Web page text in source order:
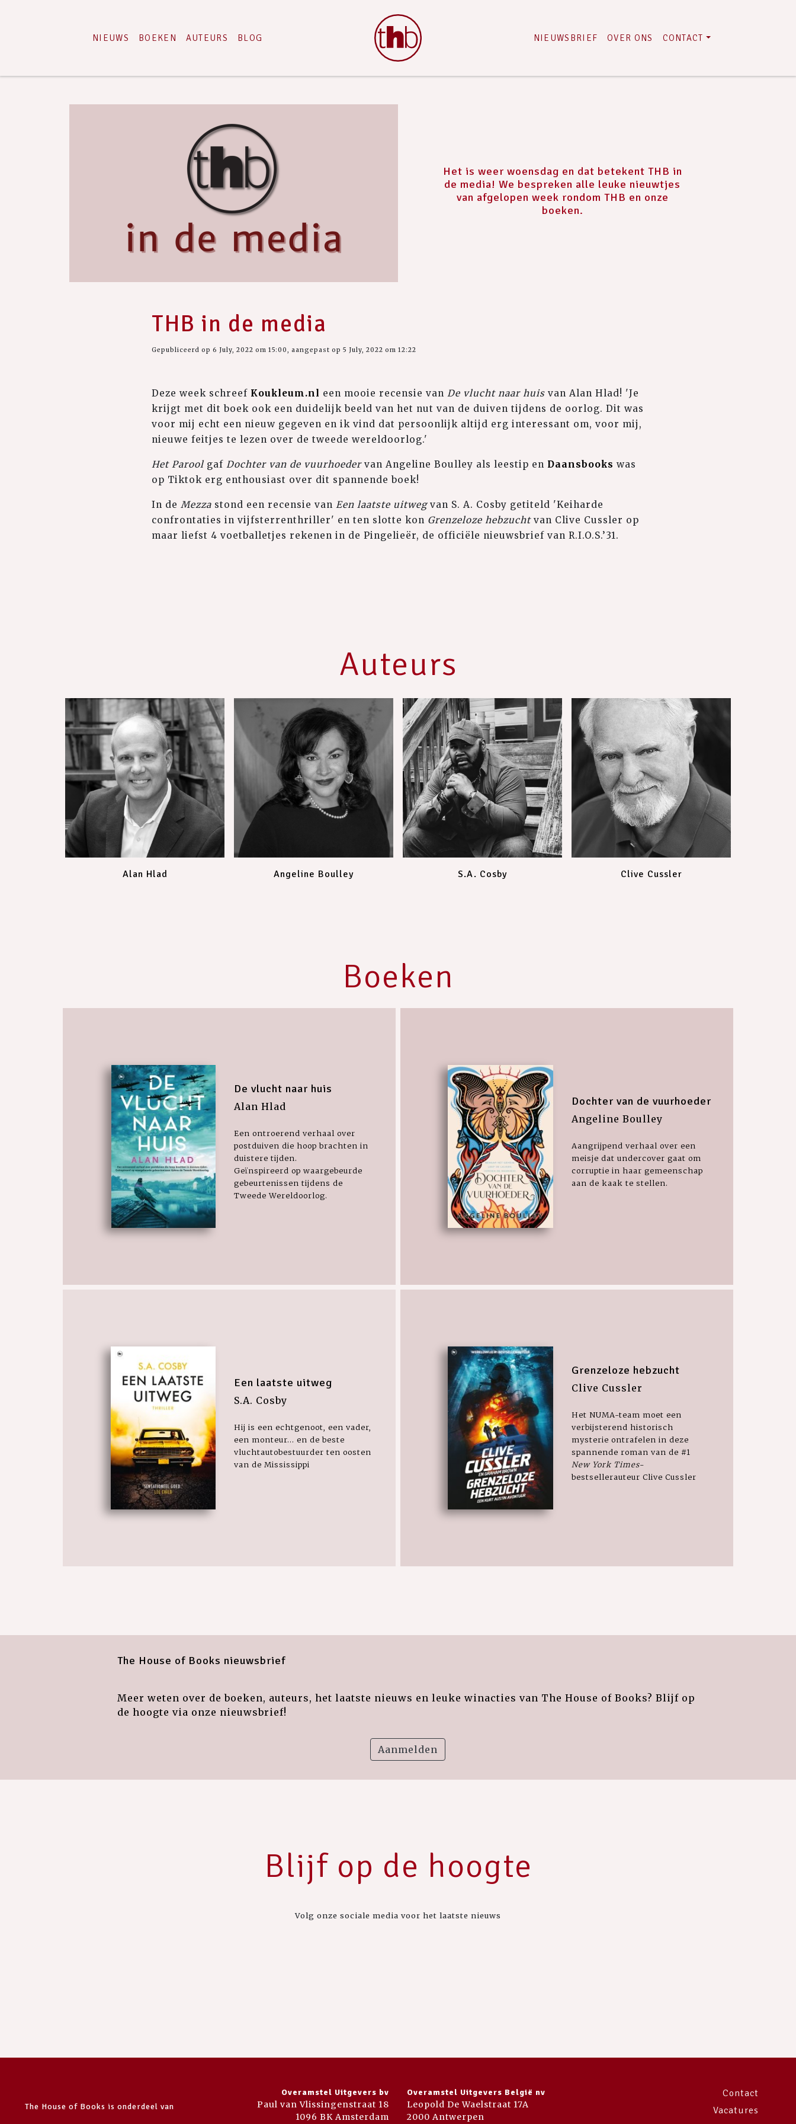
NIEUWS BOEKEN AUTEURS BLOG NIEUWSBRIEF OVER ONS CONTACT
Het is weer woensdag en dat betekent THB in
de media! We bespreken alle leuke nieuwtjes
van afgelopen week rondom THB en onze
boeken.
THB in de media
Gepubliceerd op 6 July, 2022 om 15:00, aangepast op 5 July, 2022 om 12:22
Deze week schreef Koukleum.nl een mooie recensie van De vlucht naar huisvan Alan Hlad! 'Je
krijgt met dit boek ook een duidelijk beeld van het nut van de duiven tijdens de oorlog. Dit was
voor mij echt een nieuw gegeven en ik vind dat persoonlijk altijd erg interessant om, voor mij,
nieuwe feitjes te lezen over de tweede wereldoorlog.'
Het Paroolgaf Dochter van de vuurhoeder van Angeline Boulley als leestip en Daansbooks was
op Tiktok erg enthousiast over dit spannende boek!
In de Mezza stond een recensie van Een laatste uitwegvan S. A. Cosby getiteld 'Keiharde
confrontaties in vijfsterrenthriller' en ten slotte kon Grenzeloze hebzucht van Clive Cussler op
maar liefst 4 voetballetjes rekenen in de Pingelieër, de officiële nieuwsbrief van R.I.O.S.’31.
Auteurs
Alan Hlad Angeline Boulley S.A. Cosby Clive Cussler
Boeken
De vlucht naar huis
Alan Hlad
Een ontroerend verhaal over
postduiven die hoop brachten in
duistere tijden.
Geïnspireerd op waargebeurde
gebeurtenissen tijdens de
Tweede Wereldoorlog.
Dochter van de vuurhoeder
Angeline Boulley
Aangrijpend verhaal over een
meisje dat undercover gaat om
corruptie in haar gemeenschap
aan de kaak te stellen.
Een laatste uitweg
S.A. Cosby
Hij is een echtgenoot, een vader,
een monteur... en de beste
vluchtautobestuurder ten oosten
van de Mississippi
Grenzeloze hebzucht
Clive Cussler
Het NUMA-team moet een
verbijsterend historisch
mysterie ontrafelen in deze
spannende roman van de #1
New York Times-
bestsellerauteur Clive Cussler
The House of Books nieuwsbrief
Meer weten over de boeken, auteurs, het laatste nieuws en leuke winacties van The House of Books? Blijf op
de hoogte via onze nieuwsbrief!
Aanmelden
Blijf op de hoogte
Volg onze sociale media voor het laatste nieuws
The House of Books is onderdeel van
Overamstel Uitgevers bv
Paul van Vlissingenstraat 18
1096 BK Amsterdam
Overamstel Uitgevers België nv
Leopold De Waelstraat 17A
2000 Antwerpen
Contact
Vacatures